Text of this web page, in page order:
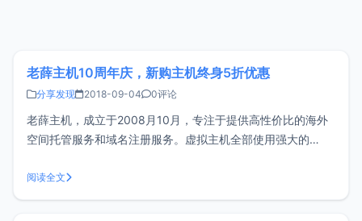
老薛主机10周年庆，新购主机终身5折优惠
分享发现 2018-09-04 0评论
老薛主机，成立于2008月10月，专注于提供高性价比的海外
空间托管服务和域名注册服务。虚拟主机全部使用强大的
以试试。这次应该是老薛主机成立以来最给力的活动，所有新
老用户都有红包领取（无门槛，可直接用于抵扣），此次不论
阅读全文